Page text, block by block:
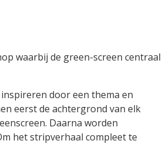
waarbij de green-screen centraal
door een thema en
eerst de achtergrond van elk
Daarna worden
het stripverhaal compleet te